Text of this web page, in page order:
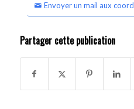
Envoyer un mail aux
Partager cette publication